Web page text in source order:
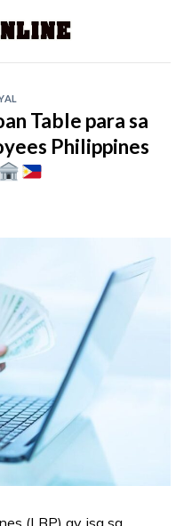
Table para sa
Philippines
(LBP) ay isa sa